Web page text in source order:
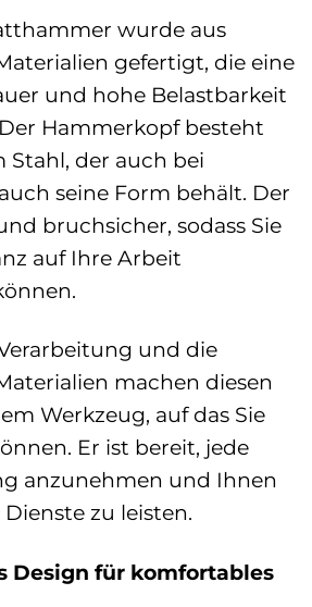
wurde aus
gefertigt, die eine
und hohe Belastbarkeit
Hammerkopf besteht
Stahl, der auch bei
seine Form behält. Der
bruchsicher, sodass Sie
auf Ihre Arbeit
und die
machen diesen
Werkzeug, auf das Sie
Er ist bereit, jede
anzunehmen und Ihnen
zu leisten.
Design für komfortables